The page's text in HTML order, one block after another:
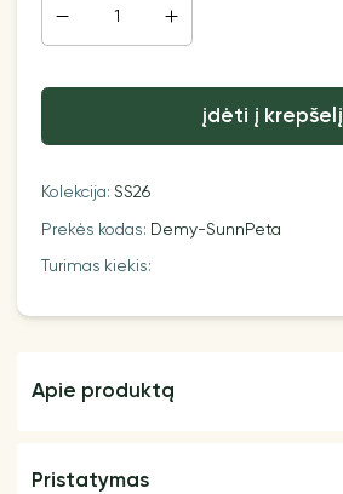
įdėti į krepšelį
Kolekcija:SS26
Prekės kodas: Demy-SunnPeta
Turimas kiekis:
Apie produktą
Pristatymas